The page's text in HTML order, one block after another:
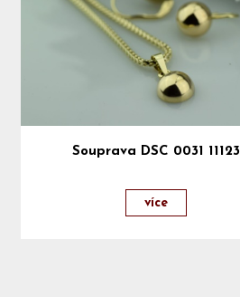
Souprava DSC 0031 11123
více